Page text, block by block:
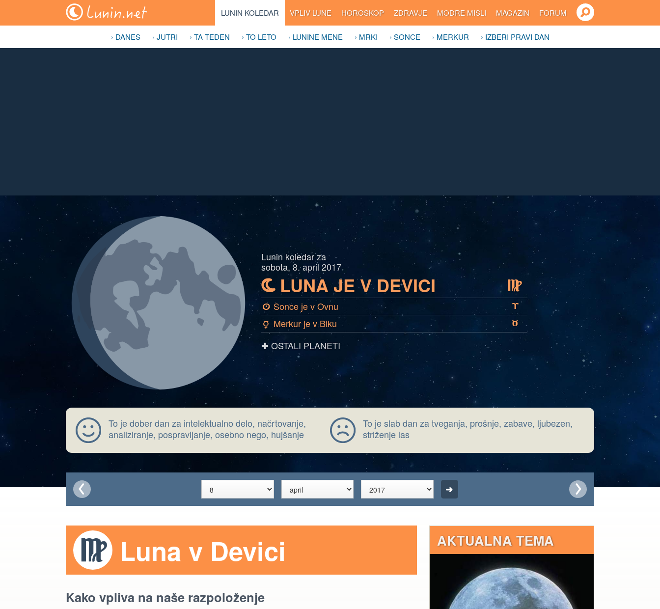
LUNIN KOLEDAR VPLIV LUNE HOROSKOP ZDRAVJE MODRE MISLI MAGAZIN FORUM
› DANES › JUTRI › TA TEDEN › TO LETO › LUNINE MENE › MRKI › SONCE › MERKUR › IZBERI PRAVI DAN
Lunin koledar za
sobota, 8. april 2017
bLUNA JE V DEVICI F
a Sonce je v Ovnu
A
c Merkur je v Biku B
✚ OSTALI PLANETI
To je dober dan za intelektualno delo, načrtovanje,
analiziranje, pospravljanje, osebno nego, hujšanje
To je slab dan za tveganja, prošnje, zabave, ljubezen,
striženje las
Luna v Devici
Kako vpliva na naše razpoloženje
AKTUALNA TEMA